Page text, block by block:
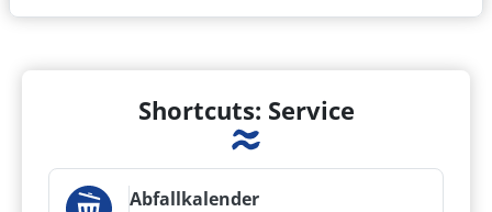
Shortcuts: Service
Abfallkalender